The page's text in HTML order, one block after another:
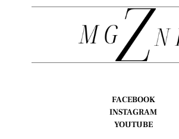
FACEBOOK
INSTAGRAM
YOUTUBE